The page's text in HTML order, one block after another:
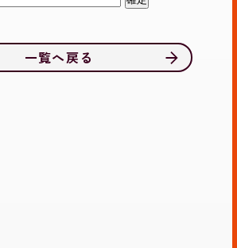
一覧へ戻る